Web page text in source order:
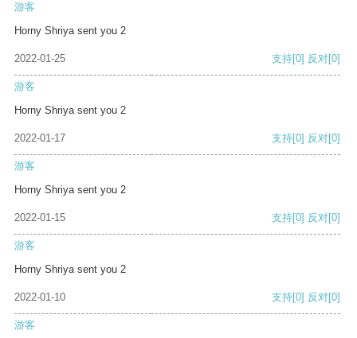
游客
Horny Shriya sent you 2
2022-01-25 支持[0] 反对[0]
游客
Horny Shriya sent you 2
2022-01-17 支持[0] 反对[0]
游客
Horny Shriya sent you 2
2022-01-15 支持[0] 反对[0]
游客
Horny Shriya sent you 2
2022-01-10 支持[0] 反对[0]
游客